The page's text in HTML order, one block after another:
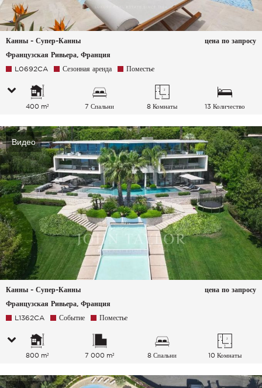
Канны - Супер-Канны
Французская Ривьера, Франция
цена по запросу
L0692CA Сезонная аренда Поместье
400 m² 7 Спальни 8 Комнаты
13 Количество
Видео
Канны - Супер-Канны
Французская Ривьера, Франция
цена по запросу
L1362CA Событие Поместье
800 m² 7 000 m² 8 Спальни 10 Комнаты